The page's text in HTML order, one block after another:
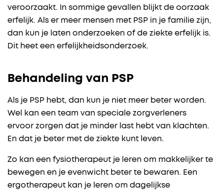
veroorzaakt. In sommige gevallen blijkt de oorzaak
erfelijk. Als er meer mensen met PSP in je familie zijn,
dan kun je laten onderzoeken of de ziekte erfelijk is.
Dit heet een erfelijkheidsonderzoek.
Behandeling van PSP
Als je PSP hebt, dan kun je niet meer beter worden.
Wel kan een team van speciale zorgverleners
ervoor zorgen dat je minder last hebt van klachten.
En dat je beter met de ziekte kunt leven.
Zo kan een fysiotherapeut je leren om makkelijker te
bewegen en je evenwicht beter te bewaren. Een
ergotherapeut kan je leren om dagelijkse